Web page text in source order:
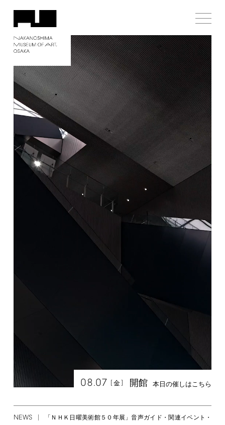
08.07 [金] 開館 本日の催しはこちら
NEWS
「ＮＨＫ日曜美術館５０年展」音声ガイド・関連イベント・